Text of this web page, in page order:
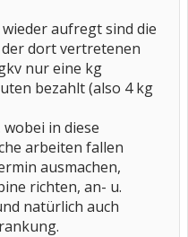
aufregt sind die
dort vertretenen
nur eine kg
bezahlt (also 4 kg
in diese
arbeiten fallen
ausmachen,
richten, an- u.
natürlich auch